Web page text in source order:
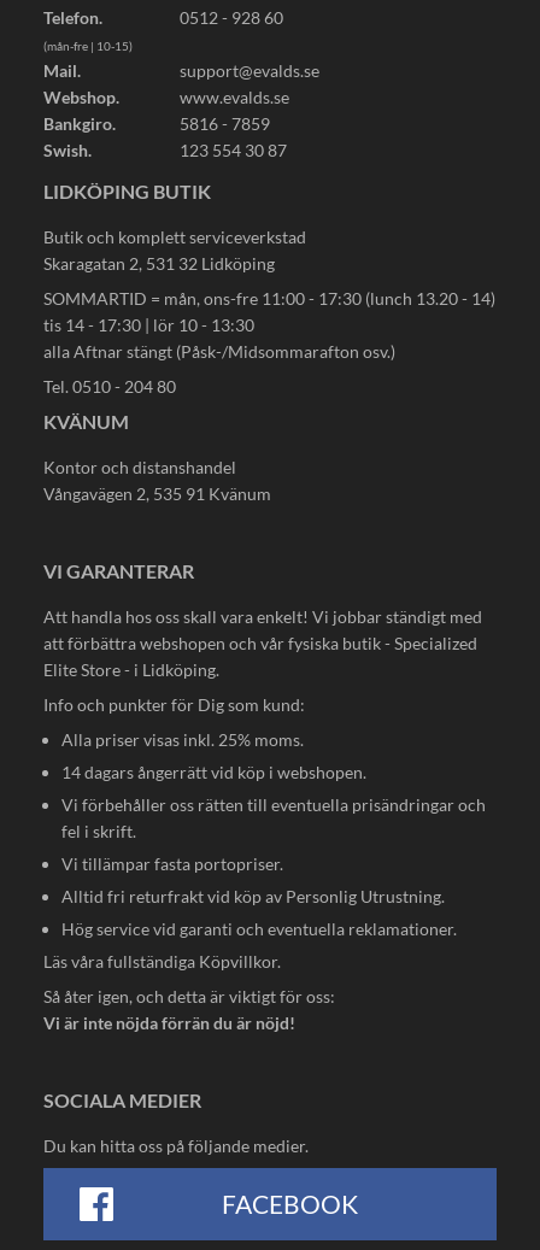
Telefon. 0512 - 928 60
(mån-fre | 10-15)
Mail.
support@evalds.se
Webshop.
www.evalds.se
Bankgiro.
5816 - 7859
Swish.
123 554 30 87
LIDKÖPING BUTIK
Butik och komplett serviceverkstad
Skaragatan 2, 531 32 Lidköping
SOMMARTID = mån, ons-fre 11:00 - 17:30 (lunch 13.20 - 14)
tis 14 - 17:30 | lör 10 - 13:30
alla Aftnar stängt (Påsk-/Midsommarafton osv.)
Tel. 0510 - 204 80
KVÄNUM
Kontor och distanshandel
Vångavägen 2, 535 91 Kvänum
VI GARANTERAR
Att handla hos oss skall vara enkelt! Vi jobbar ständigt med
att förbättra webshopen och vår fysiska butik - Specialized
Elite Store - i Lidköping.
Info och punkter för Dig som kund:
Alla priser visas inkl. 25% moms.
14 dagars ångerrätt vid köp i webshopen.
Vi förbehåller oss rätten till eventuella prisändringar och
fel i skrift.
Vi tillämpar fasta portopriser.
Alltid fri returfrakt vid köp av Personlig Utrustning.
Hög service vid garanti och eventuella reklamationer.
Läs våra fullständiga Köpvillkor.
Så åter igen, och detta är viktigt för oss:
Vi är inte nöjda förrän du är nöjd!
SOCIALA MEDIER
Du kan hitta oss på följande medier.
FACEBOOK